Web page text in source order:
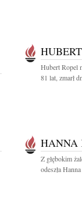
Hubert Ropel
81 lat, zmarł
HANNA
Z głębokim
odeszła